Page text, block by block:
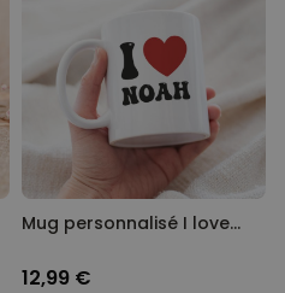
Mug personnalisé I love…
12,99 €